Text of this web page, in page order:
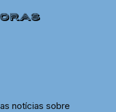
notícias sobre